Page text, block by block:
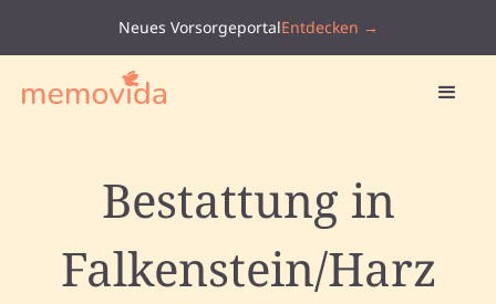
Neues VorsorgeportalEntdecken →
Bestattung in
Falkenstein/Harz